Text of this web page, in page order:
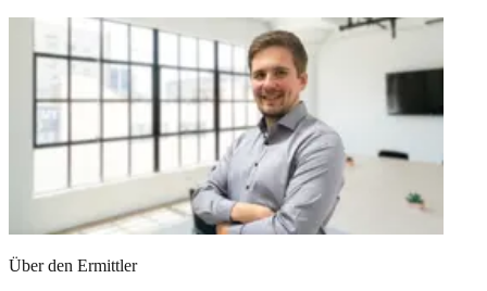
Über den Ermittler